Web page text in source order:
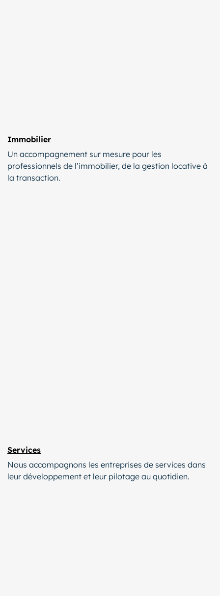
Immobilier
Un accompagnement sur mesure pour les
professionnels de l’immobilier, de la gestion locative à
la transaction.
Services
Nous accompagnons les entreprises de services dans
leur développement et leur pilotage au quotidien.